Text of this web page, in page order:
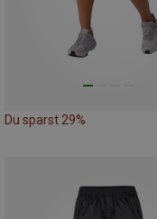
Du sparst 29%